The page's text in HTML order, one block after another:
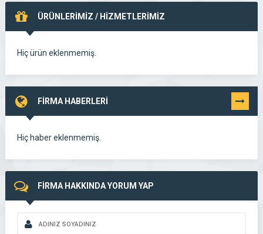
ÜRÜNLERİMİZ / HİZMETLERİMİZ
Hiç ürün eklenmemiş.
FİRMA HABERLERİ TÜMÜNÜ
GÖR
Hiç haber eklenmemiş.
FİRMA HAKKINDA YORUM YAP